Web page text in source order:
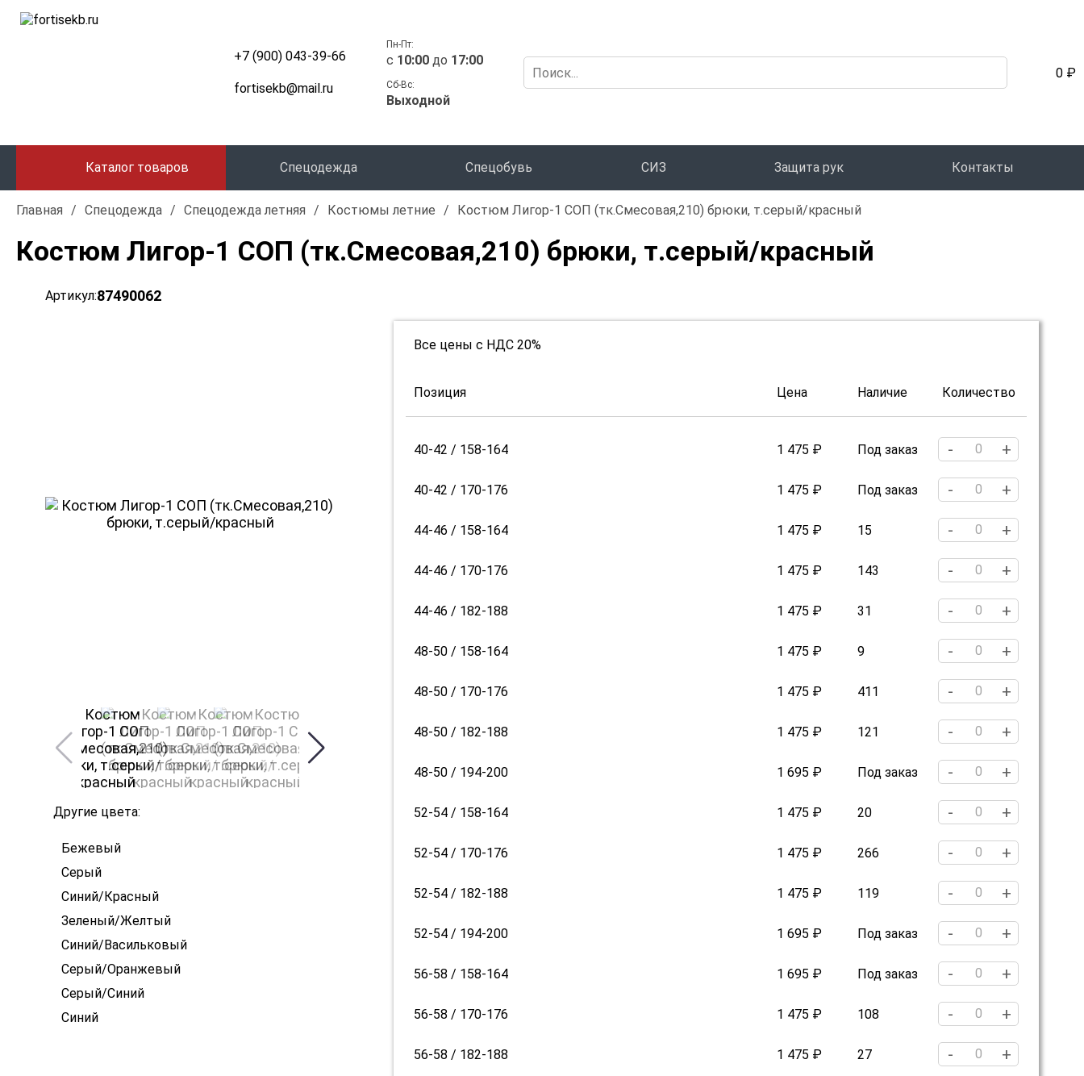
+7 (900) 043-39-66
fortisekb@mail.ru
Пн-Пт:
c 10:00 до 17:00
Сб-Вс:
Выходной
0 ₽
Каталог товаров Спецодежда Спецобувь СИЗ Защита рук Контакты
Главная / Спецодежда / Спецодежда летняя / Костюмы летние / Костюм Лигор-1 СОП (тк.Смесовая,210) брюки, т.серый/красный
Костюм Лигор-1 СОП (тк.Смесовая,210) брюки, т.серый/красный
Артикул:87490062
Другие цвета:
Бежевый
Серый
Синий/Красный
Зеленый/Желтый
Синий/Васильковый
Серый/Оранжевый
Серый/Синий
Синий
Все цены с НДС 20%
Позиция Цена Наличие Количество
40-42 / 158-164 1 475 ₽ Под заказ - +
40-42 / 170-176 1 475 ₽ Под заказ - +
44-46 / 158-164 1 475 ₽ 15 - +
44-46 / 170-176 1 475 ₽ 143 - +
44-46 / 182-188 1 475 ₽ 31 - +
48-50 / 158-164 1 475 ₽ 9 - +
48-50 / 170-176 1 475 ₽ 411 - +
48-50 / 182-188 1 475 ₽ 121 - +
48-50 / 194-200 1 695 ₽ Под заказ - +
52-54 / 158-164 1 475 ₽ 20 - +
52-54 / 170-176 1 475 ₽ 266 - +
52-54 / 182-188 1 475 ₽ 119 - +
52-54 / 194-200 1 695 ₽ Под заказ - +
56-58 / 158-164 1 695 ₽ Под заказ - +
56-58 / 170-176 1 475 ₽ 108 - +
56-58 / 182-188 1 475 ₽ 27 - +